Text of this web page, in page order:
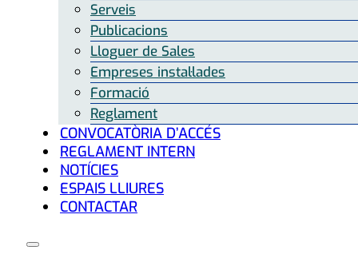
Serveis
Publicacions
Lloguer de Sales
Empreses instal·lades
Formació
Reglament
CONVOCATÒRIA D’ACCÉS
REGLAMENT INTERN
NOTÍCIES
ESPAIS LLIURES
CONTACTAR